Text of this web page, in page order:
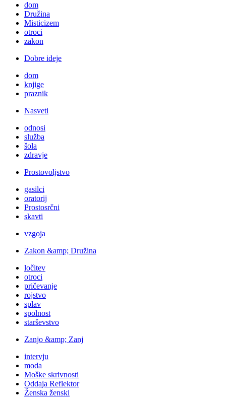
dom
Družina
Misticizem
otroci
zakon
Dobre ideje
dom
knjige
praznik
Nasveti
odnosi
služba
šola
zdravje
Prostovoljstvo
gasilci
oratorij
Prostosrčni
skavti
vzgoja
Zakon &amp; Družina
ločitev
otroci
pričevanje
rojstvo
splav
spolnost
starševstvo
Zanjo &amp; Zanj
intervju
moda
Moške skrivnosti
Oddaja Reflektor
Ženska ženski